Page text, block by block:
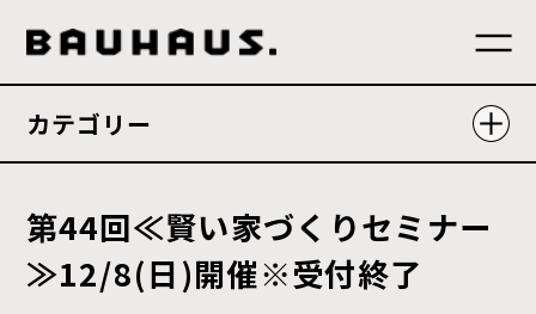
第44回≪賢い家づく りセミ ナー
≫12/8(日)開催※受付終了
カテゴリー